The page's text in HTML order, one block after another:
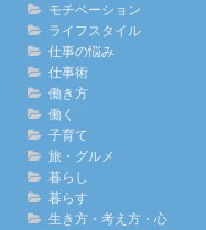
モチベーション
ライフスタイル
仕事の悩み
仕事術
働き方
働く
子育て
旅・グルメ
暮らし
暮らす
生き方・考え方・心